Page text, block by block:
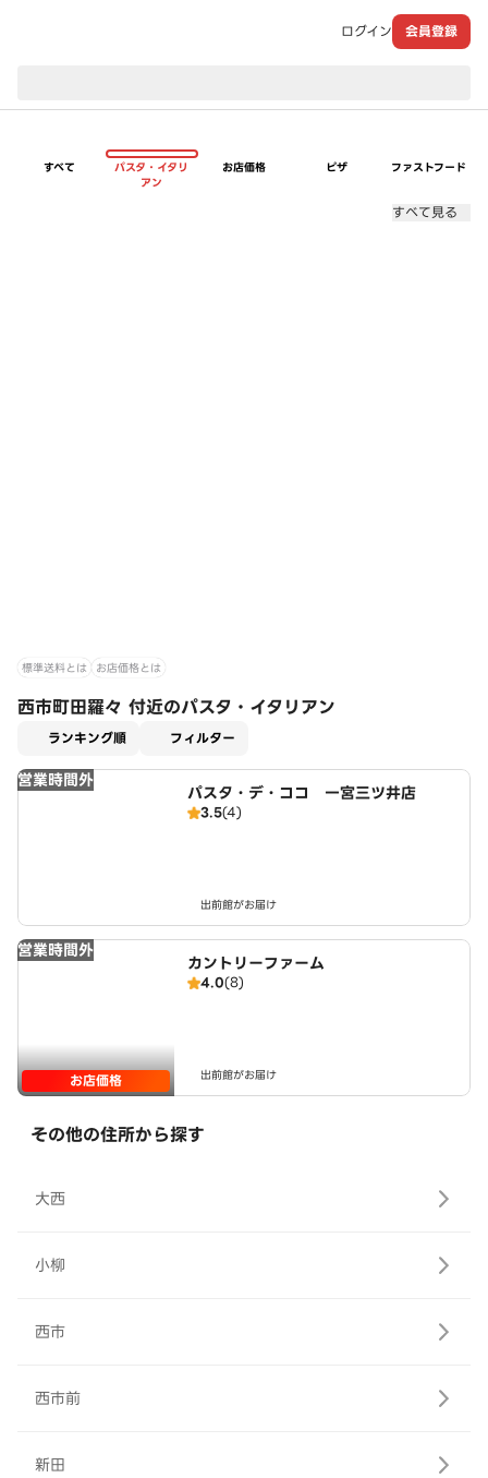
ログイン 会員登録
すべて
パスタ・イタリ
アン
お店価格 ピザ ファストフード
すべて見る
標準送料とは お店価格とは
西市町田羅々 付近のパスタ・イタリアン
ランキング順 フィルター
営業時間外
パスタ・デ・ココ 一宮三ツ井店
3.5(4)
出前館がお届け
営業時間外
お店価格
カントリーファーム
4.0(8)
出前館がお届け
その他の住所から探す
大西
小柳
西市
西市前
新田